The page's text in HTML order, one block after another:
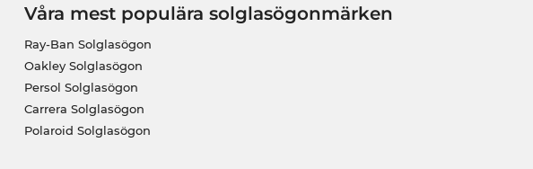
Våra mest populära solglasögonmärken
Ray-Ban Solglasögon
Oakley Solglasögon
Persol Solglasögon
Carrera Solglasögon
Polaroid Solglasögon